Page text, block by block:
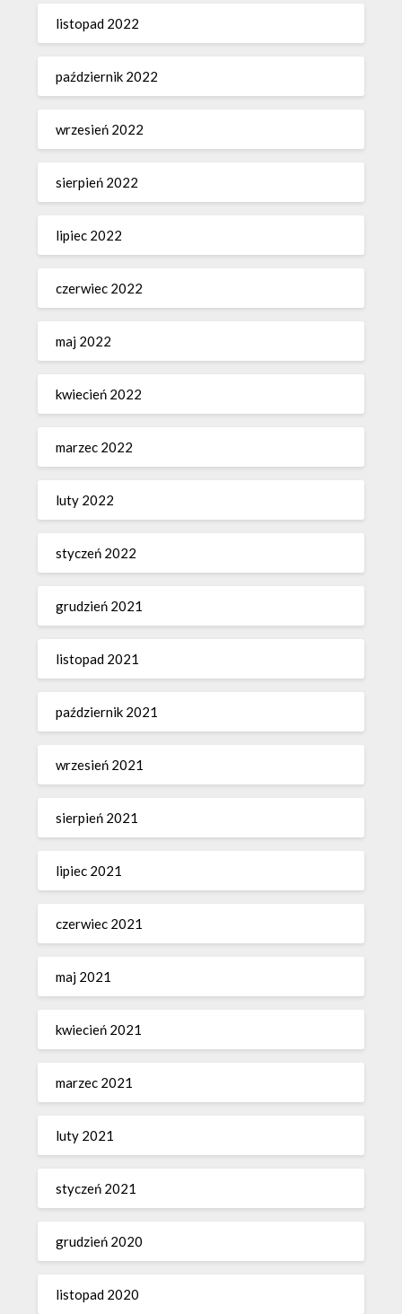
listopad 2022
październik 2022
wrzesień 2022
sierpień 2022
lipiec 2022
czerwiec 2022
maj 2022
kwiecień 2022
marzec 2022
luty 2022
styczeń 2022
grudzień 2021
listopad 2021
październik 2021
wrzesień 2021
sierpień 2021
lipiec 2021
czerwiec 2021
maj 2021
kwiecień 2021
marzec 2021
luty 2021
styczeń 2021
grudzień 2020
listopad 2020